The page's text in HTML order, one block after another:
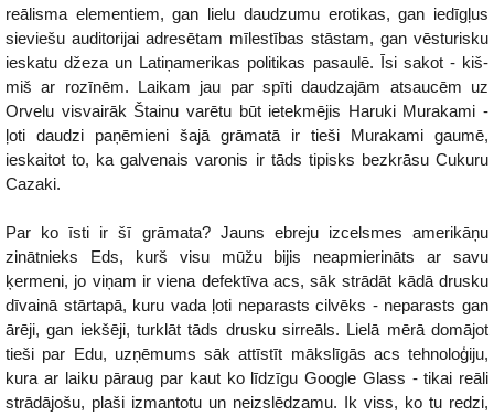
reālisma elementiem, gan lielu daudzumu erotikas, gan iedīgļus
sieviešu auditorijai adresētam mīlestības stāstam, gan vēsturisku
ieskatu džeza un Latiņamerikas politikas pasaulē. Īsi sakot - kiš-
miš ar rozīnēm. Laikam jau par spīti daudzajām atsaucēm uz
Orvelu visvairāk Štainu varētu būt ietekmējis Haruki Murakami -
ļoti daudzi paņēmieni šajā grāmatā ir tieši Murakami gaumē,
ieskaitot to, ka galvenais varonis ir tāds tipisks bezkrāsu Cukuru
Cazaki.
Par ko īsti ir šī grāmata? Jauns ebreju izcelsmes amerikāņu
zinātnieks Eds, kurš visu mūžu bijis neapmierināts ar savu
ķermeni, jo viņam ir viena defektīva acs, sāk strādāt kādā drusku
dīvainā stārtapā, kuru vada ļoti neparasts cilvēks - neparasts gan
ārēji, gan iekšēji, turklāt tāds drusku sirreāls. Lielā mērā domājot
tieši par Edu, uzņēmums sāk attīstīt mākslīgās acs tehnoloģiju,
kura ar laiku pāraug par kaut ko līdzīgu Google Glass - tikai reāli
strādājošu, plaši izmantotu un neizslēdzamu. Ik viss, ko tu redzi,